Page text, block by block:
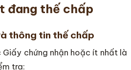
đang thế chấp
thông tin thế chấp
chứng nhận hoặc ít nhất là
tra: